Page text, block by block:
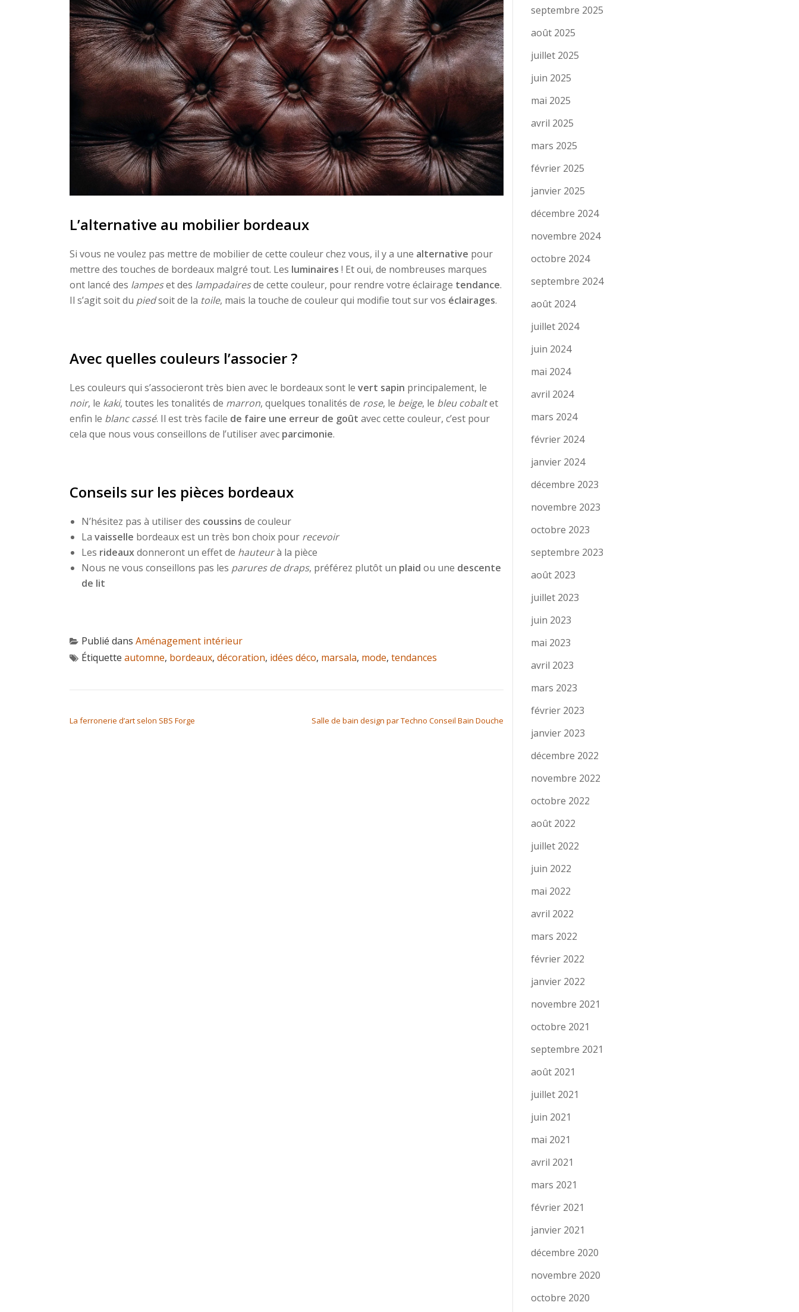
L’alternative au mobilier bordeaux
Si vous ne voulez pas mettre de mobilier de cette couleur chez vous, il y a une alternative pour
mettre des touches de bordeaux malgré tout. Les luminaires ! Et oui, de nombreuses marques
ont lancé des lampeset des lampadairesde cette couleur, pour rendre votre éclairage tendance.
Il s’agit soit du piedsoit de la toile, mais la touche de couleur qui modifie tout sur vos éclairages.
Avec quelles couleurs l’associer ?
Les couleurs qui s’associeront très bien avec le bordeaux sont le vert sapin principalement, le
noir, le kaki, toutes les tonalités de marron, quelques tonalités de rose, le beige, le bleu cobaltet
enfin le blanc cassé. Il est très facile de faire une erreur de goût avec cette couleur, c’est pour
cela que nous vous conseillons de l’utiliser avec parcimonie.
Conseils sur les pièces bordeaux
N’hésitez pas à utiliser des coussins de couleur
La vaisselle bordeaux est un très bon choix pour recevoir
Les rideauxdonneront un effet de hauteurà la pièce
Nous ne vous conseillons pas les parures de draps, préférez plutôt un plaid ou une descente
de lit
Publié dans Aménagement intérieur
Étiquette automne, bordeaux, décoration, idées déco, marsala, mode, tendances
La ferronerie d’art selon SBS Forge Salle de bain design par Techno Conseil Bain Douche
septembre 2025
août 2025
juillet 2025
juin 2025
mai 2025
avril 2025
mars 2025
février 2025
janvier 2025
décembre 2024
novembre 2024
octobre 2024
septembre 2024
août 2024
juillet 2024
juin 2024
mai 2024
avril 2024
mars 2024
février 2024
janvier 2024
décembre 2023
novembre 2023
octobre 2023
septembre 2023
août 2023
juillet 2023
juin 2023
mai 2023
avril 2023
mars 2023
février 2023
janvier 2023
décembre 2022
novembre 2022
octobre 2022
août 2022
juillet 2022
juin 2022
mai 2022
avril 2022
mars 2022
février 2022
janvier 2022
novembre 2021
octobre 2021
septembre 2021
août 2021
juillet 2021
juin 2021
mai 2021
avril 2021
mars 2021
février 2021
janvier 2021
décembre 2020
novembre 2020
octobre 2020